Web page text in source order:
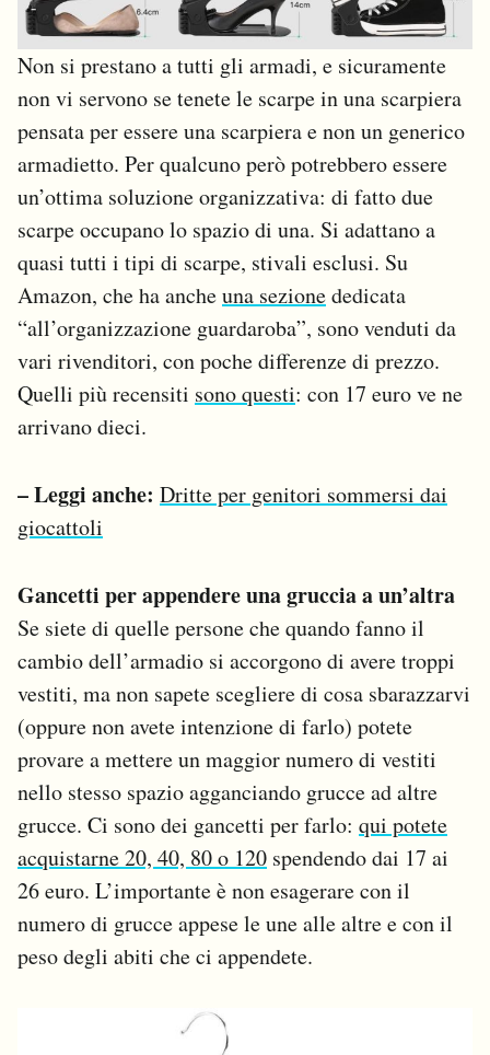
Non si prestano a tutti gli armadi, e sicuramente
non vi servono se tenete le scarpe in una scarpiera
pensata per essere una scarpiera e non un generico
armadietto. Per qualcuno però potrebbero essere
un’ottima soluzione organizzativa: di fatto due
scarpe occupano lo spazio di una. Si adattano a
quasi tutti i tipi di scarpe, stivali esclusi. Su
Amazon, che ha ancheuna sezionededicata
“all’organizzazione guardaroba”, sono venduti da
vari rivenditori, con poche differenze di prezzo.
Quelli più recensiti sono questi: con 17 euro ve ne
arrivano dieci.
– Leggi anche: Dritte per genitori sommersi dai
giocattoli
Gancetti per appendere una gruccia a un’altra
Se siete di quelle persone che quando fanno il
cambio dell’armadio si accorgono di avere troppi
vestiti, ma non sapete scegliere di cosa sbarazzarvi
(oppure non avete intenzione di farlo) potete
provare a mettere un maggior numero di vestiti
nello stesso spazio agganciando grucce ad altre
grucce. Ci sono dei gancetti per farlo: qui potete
acquistarne 20, 40, 80 o 120 spendendo dai 17 ai
26 euro. L’importante è non esagerare con il
numero di grucce appese le une alle altre e con il
peso degli abiti che ci appendete.